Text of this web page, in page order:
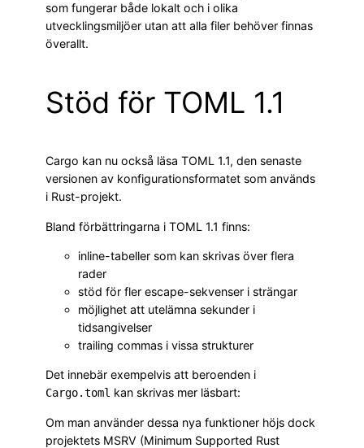
som fungerar både lokalt och i olika
utvecklingsmiljöer utan att alla filer behöver finnas
överallt.
Stöd för TOML 1.1
Cargo kan nu också läsa TOML 1.1, den senaste
versionen av konfigurationsformatet som används
i Rust-projekt.
Bland förbättringarna i TOML 1.1 finns:
inline-tabeller som kan skrivas över flera
rader
stöd för fler escape-sekvenser i strängar
möjlighet att utelämna sekunder i
tidsangivelser
trailing commas i vissa strukturer
Det innebär exempelvis att beroenden i
Cargo.toml kan skrivas mer läsbart:
Om man använder dessa nya funktioner höjs dock
projektets MSRV (Minimum Supported Rust